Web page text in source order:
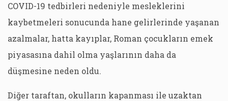
COVID-19 tedbirleri nedeniyle mesleklerini
kaybetmeleri sonucunda hane gelirlerinde yaşanan
azalmalar, hatta kayıplar, Roman çocukların emek
piyasasına dahil olma yaşlarının daha da
düşmesine neden oldu.
Diğer taraftan, okulların kapanması ile uzaktan